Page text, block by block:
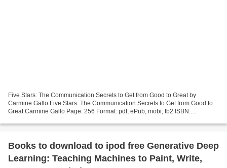
Five Stars: The Communication Secrets to Get from Good to Great by
Carmine Gallo Five Stars: The Communication Secrets to Get from Good to
Great Carmine Gallo Page: 256 Format: pdf, ePub, mobi, fb2 ISBN:
Books to download to ipod free Generative Deep
Learning: Teaching Machines to Paint, Write,